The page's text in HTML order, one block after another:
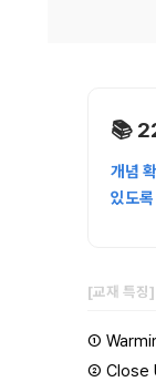
📚
개념
있도
[교재 특징
①
② Close